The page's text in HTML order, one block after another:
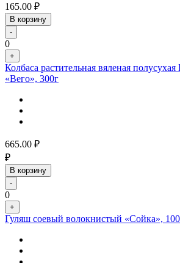
165.00 ₽
В корзину
-
0
+
Колбаса растительная вяленая
«Вего», 300г
665.00 ₽
₽
В корзину
-
0
+
Гуляш соевый волокнистый «Сойка»,